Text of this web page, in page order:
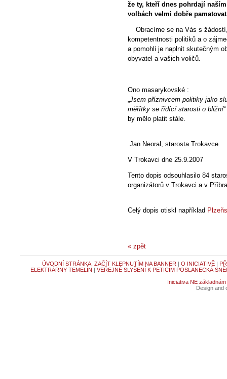
že ty, kteří dnes pohrdají
volbách velmi dobře
Obracíme se na Vás s
kompetentnosti politiků a o
a pomohli je naplnit skutečným
obyvatel a vašich voličů.
Ono masarykovské :
„Jsem příznivcem politiky jako
měřítky se řídící starosti o bližní“
by mělo platit stále.
Jan Neoral, starosta Trokavce
V Trokavci dne 25.9.2007
Tento dopis odsouhlasilo 84
organizátorů v Trokavci a v
Celý dopis otiskl například
« zpět
ÚVODNÍ STRÁNKA, ZAČÍT KLEPNUTÍM NA BANNER | O INICIATIVĚ|
ELEKTRÁRNY TEMELÍN | VEŘEJNÉ SLYŠENÍ K PETICÍM POSLANECKÁ
Iniciativa NE základnám
Design and